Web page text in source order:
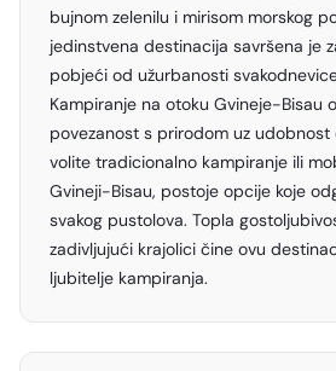
bujnom zelenilu i mirisom morskog
jedinstvena destinacija savršena je
pobjeći od užurbanosti
Kampiranje na otoku Gvineje-Bisau
povezanost s prirodom uz udobnost
volite tradicionalno kampiranje ili
Gvineji-Bisau, postoje opcije koje
svakog pustolova. Topla
zadivljujući krajolici čine ovu
ljubitelje kampiranja.